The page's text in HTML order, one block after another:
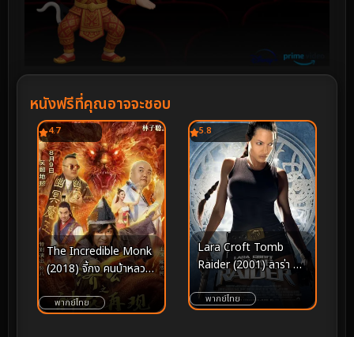
หนังฟรีที่คุณอาจจะชอบ
4.7
The Incredible Monk
(2018) จี้กง คนบ้าหลวง
จีนบ๊องส์ ภาค 1
พากย์ไทย
5.8
Lara Croft Tomb
Raider (2001) ลาร่า ค
รอฟท์ ทูมเรเดอร์
พากย์ไทย